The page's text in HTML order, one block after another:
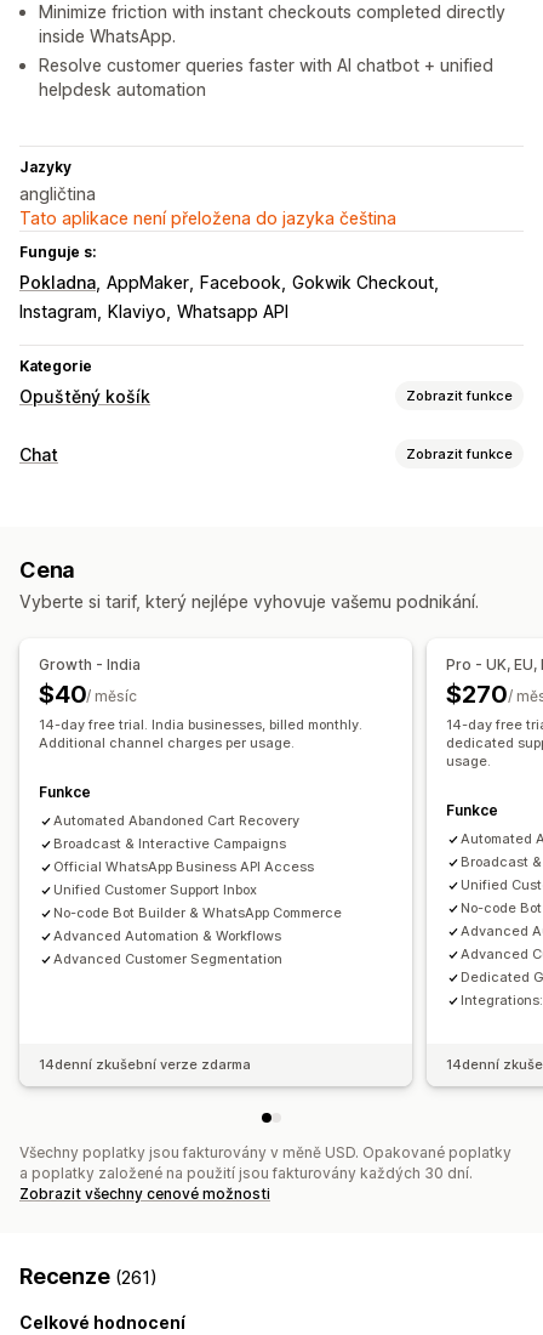
Minimize friction with instant checkouts completed directly
inside WhatsApp.
Resolve customer queries faster with AI chatbot + unified
helpdesk automation
Jazyky
angličtina
Tato aplikace není přeložena do jazyka čeština
Funguje s:
Pokladna AppMaker Facebook Gokwik Checkout
Instagram
Klaviyo Whatsapp API
Kategorie
Opuštěný košík Zobrazit funkce
Obnovení košíku
Sledování konverzí
Vlastní slevové kódy
Pravidla cílení
Sledování chování
Chat Zobrazit funkce
Nahrání souboru
Užitečné informace o zákaznících
Obnovení košíku
Upozornění pro dopravu Aktualizace objednávek
Přizpůsobení
Emoji a nálepky Okno chatu Otevírací doba
Uvítací zprávy Tlačítka chatu
Přiřazení chatu
Toky chatu
Cena
Vyberte si tarif, který nejlépe vyhovuje vašemu podnikání.
Growth - India
$40/ měsíc
14-day free trial. India businesses, billed monthly.
Additional channel charges per usage.
Funkce
Automated Abandoned Cart Recovery
Broadcast & Interactive Campaigns
Official WhatsApp Business API Access
Unified Customer Support Inbox
No-code Bot Builder & WhatsApp Commerce
Advanced Automation & Workflows
Advanced Customer Segmentation
14denní zkušební verze zdarma
Pro - UK, EU,
$270/
14-day free
dedicated
usage.
Funkce
Automated
Broadcast
Unified
No-code
Advanced
Advanced
Dedicated
14denní
Všechny poplatky jsou fakturovány v měně USD. Opakované poplatky
a poplatky založené na použití jsou fakturovány každých 30 dní.
Zobrazit všechny cenové možnosti
Recenze (261)
Celkové hodnocení